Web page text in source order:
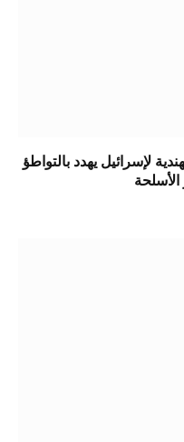
لإسرائيل يهدد بالتواطؤ